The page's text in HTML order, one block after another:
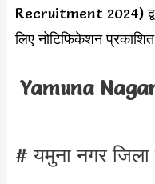
Recruitment 2024)
लिए नोटिफिकेशन
Yamuna
# यमुना नगर जिला